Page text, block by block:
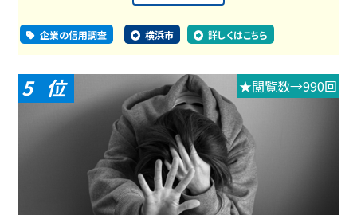
企業の信用調査 横浜市 詳しくはこちら
5 ★閲覧数→990回